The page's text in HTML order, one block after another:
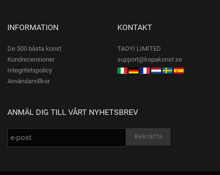
INFORMATION
De 500 bästa konst
Kundrecensioner
Integritetspolicy
Användarvillkor
KONTAKT
TAOYI LIMITED
support@kopakonst.se
ANMÄL DIG TILL VÅRT NYHETSBREV